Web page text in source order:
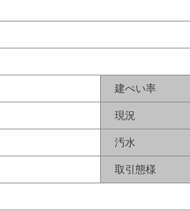
建ぺい率
現況
汚水
取引態様